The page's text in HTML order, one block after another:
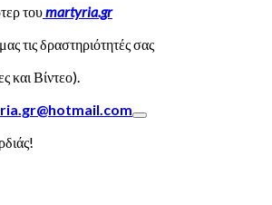
τουmartyria.gr
τις δραστηριότητές σας
και Βίντεο).